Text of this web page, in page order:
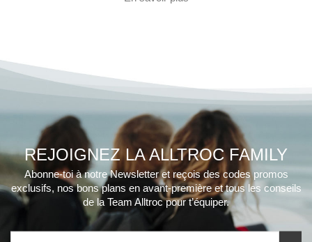
REJOIGNEZ LA ALLTROC FAMILY
Abonne-toi à notre Newsletter et reçois des codes promos
exclusifs, nos bons plans en avant-première et tous les conseils
de la Team Alltroc pour t’équiper.